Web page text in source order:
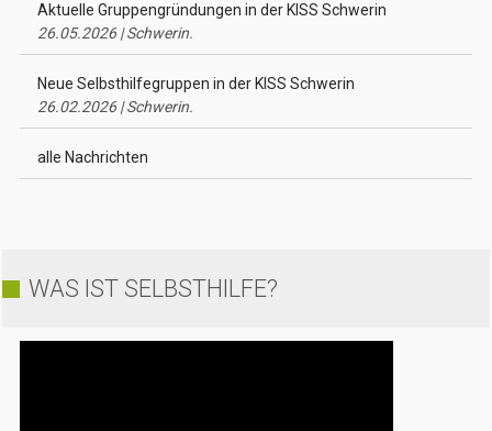
Aktuelle Gruppengründungen in der KISS Schwerin
26.05.2026 | Schwerin.
Neue Selbsthilfegruppen in der KISS Schwerin
26.02.2026 | Schwerin.
alle Nachrichten
WAS IST SELBSTHILFE?